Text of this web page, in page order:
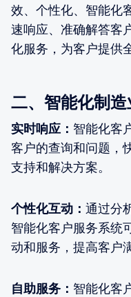
效、个性化、智能化
速响应、准确解答客
化服务，为客户提供
二、智能化制
实时响应： 智能化客
客户的查询和问题，
支持和解决方案。
个性化互动： 通过分
智能化客户服务系统
动和服务，提高客户
自助服务： 智能化客